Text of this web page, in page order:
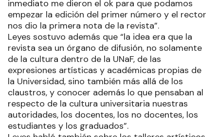
inmediato me dieron el ok para que podamos
empezar la edición del primer número y el rector
nos dio la primera nota de la revista”.
Leyes sostuvo además que “la idea era que la
revista sea un órgano de difusión, no solamente
de la cultura dentro de la UNaF, de las
expresiones artísticas y académicas propias de
la Universidad, sino también más allá de los
claustros, y conocer además lo que pensaban al
respecto de la cultura universitaria nuestras
autoridades, los docentes, los no docentes, los
estudiantes y los graduados”.